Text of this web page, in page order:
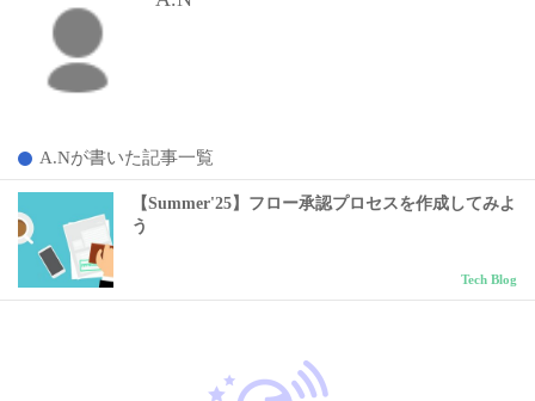
A.Nが書いた記事一覧
【Summer'25】フロー承認プロセスを作成してみよ
う
Tech Blog